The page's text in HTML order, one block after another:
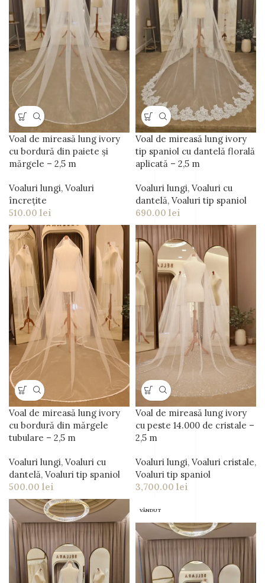
Voal de mireasă lung ivory
cu bordură din paiete și
mărgele – 2,5 m
Voaluri lungi, Voaluri
încrețite
510.00 lei
Voal de mireasă lung ivory
tip spaniol cu dantelă florală
aplicată – 2,5 m
Voaluri lungi, Voaluri cu
dantelă, Voaluri tip spaniol
690.00 lei
Voal de mireasă lung ivory
cu bordură din mărgele
tubulare – 2,5 m
Voaluri lungi, Voaluri cu
dantelă, Voaluri tip spaniol
500.00 lei
Voal de mireasă lung ivory
cu peste 14.000 de cristale –
2,5 m
Voaluri lungi, Voaluri cristale,
Voaluri tip spaniol
3,700.00 lei
VÂNDUT